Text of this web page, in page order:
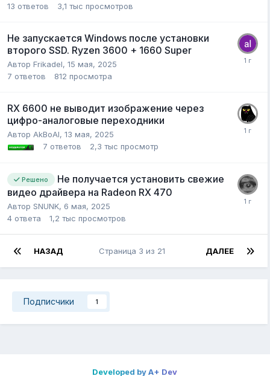
13 ответов 3,1 тыс просмотров
Не запускается Windows после установки
второго SSD. Ryzen 3600 + 1660 Super
Автор Frikadel, 15 мая, 2025
7 ответов 812 просмотра
RX 6600 не выводит изображение через
цифро-аналоговые переходники
Автор AkBoAl, 13 мая, 2025
7 ответов 2,3 тыс просмотр
Решено
Не получается установить свежие
видео драйвера на Radeon RX 470
Автор SNUNK, 6 мая, 2025
4 ответа 1,2 тыс просмотров
НАЗАД ДАЛЕЕ
Страница 3 из 21
Подписчики 1
Developed by A+ Dev